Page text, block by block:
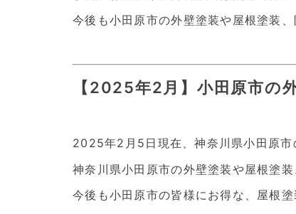
今後も小田原市の外壁塗装や屋根塗装
【2025年2月】小田原市の
2025年2月5日現在、神奈川県小田原
神奈川県小田原市の外壁塗装や屋根塗
今後も小田原市の皆様にお得な、屋根